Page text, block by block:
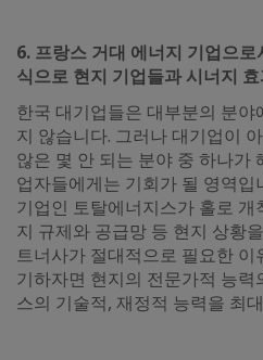
6. 프랑스 거대 에너지 기업으
식으로 현지 기업들과 시너지
한국 대기업들은 대부분의 분
지 않습니다. 그러나 대기업이
않은 몇 안 되는 분야 중 하나가
업자들에게는 기회가 될 영역입
기업인 토탈에너지스가 홀로 개
지 규제와 공급망 등 현지 상황
트너사가 절대적으로 필요한
기하자면 현지의 전문가적 능
스의 기술적, 재정적 능력을 최